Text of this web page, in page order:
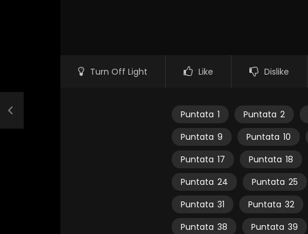
Turn Off Light Like Dislike
Puntata 1 Puntata 2
Puntata 9 Puntata 10
Puntata 17 Puntata 18
Puntata 24 Puntata 25
Puntata 31 Puntata 32
Puntata 38 Puntata 39